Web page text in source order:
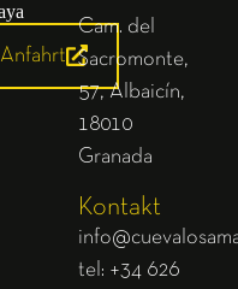
Anfahrt
Cam. del
Sacromonte,
57, Albaicín,
18010
Granada
Kontakt
tel: +34 626